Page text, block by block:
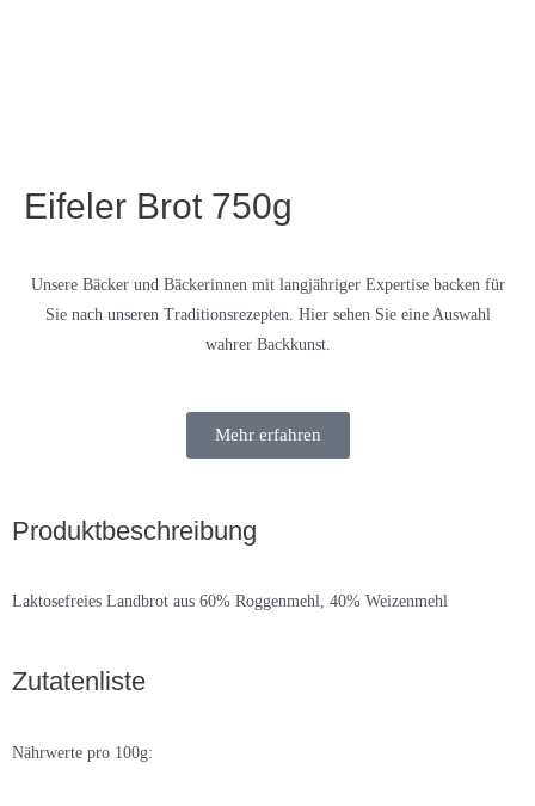
Eifeler Brot 750g
Unsere Bäcker und Bäckerinnen mit langjähriger Expertise backen für
Sie nach unseren Traditionsrezepten. Hier sehen Sie eine Auswahl
wahrer Backkunst.
Mehr erfahren
Produktbeschreibung
Laktosefreies Landbrot aus 60% Roggenmehl, 40% Weizenmehl
Zutatenliste
Nährwerte pro 100g: